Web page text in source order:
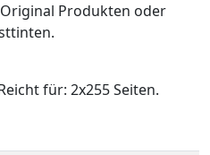
Produkten oder
für: 2x255 Seiten.